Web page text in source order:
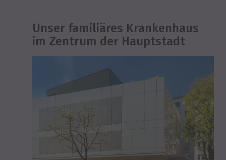
Unser familiäres Krankenhaus
im Zentrum der Hauptstadt